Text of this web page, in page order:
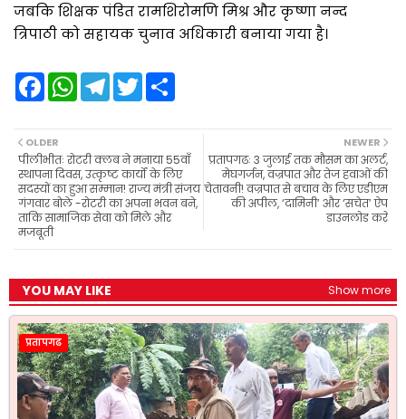
जबकि शिक्षक पंडित रामशिरोमणि मिश्र और कृष्णा नन्द
त्रिपाठी को सहायक चुनाव अधिकारी बनाया गया है।
F
a
b
o
o
k
W
A
p
p
T
e
r
a
m
T
w
e
r
NEWER
प्रतापगढः 3 जुलाई तक मौसम का अलर्ट,
मेघगर्जन, वज्रपात और तेज हवाओं की
चेतावनी! वज्रपात से बचाव के लिए एडीएम
की अपील, ‘दामिनी’ और ‘सचेत’ ऐप
डाउनलोड करें
OLDER
पीलीभीतः रोटरी क्लब ने मनाया 55वाँ
स्थापना दिवस, उत्कृष्ट कार्यों के लिए
सदस्यों का हुआ सम्मान! राज्य मंत्री संजय
गंगवार बोले -रोटरी का अपना भवन बने,
ताकि सामाजिक सेवा को मिले और
मजबूती
YOU MAY LIKE Show more
प्रतापगढ